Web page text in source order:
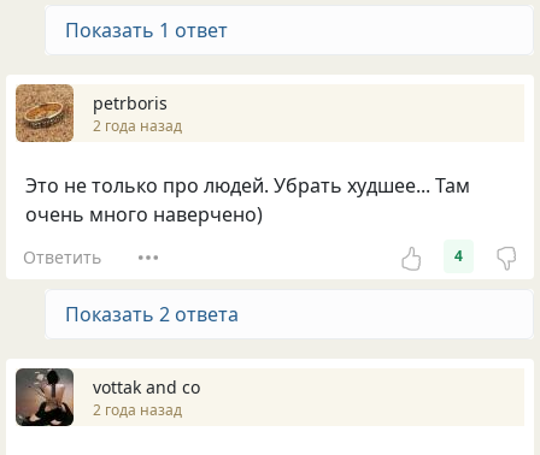
Показать 1 ответ
petrboris
2 года назад
Это не только про людей. Убрать худшее... Там
очень много наверчено)
Ответить 4
Показать 2 ответа
vottak and co
2 года назад